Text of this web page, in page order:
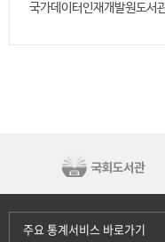
국가데이터인재개발원도서
주요 통계서비스 바로가기